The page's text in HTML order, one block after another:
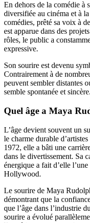
En dehors de la comédie à
diversifiée au cinéma et à
comédies, prêté sa voix à
est apparue dans des
rôles, le public a
expressive.
Son sourire est devenu
Contrairement à de
peuvent sembler distantes
semble spontanée et sincère.
Quel âge a Maya
L’âge devient souvent un
le charme durable
1972, elle a bâti une
dans le divertissement. Sa
énergique a fait d’elle
Hollywood.
Le sourire de Maya
démontrant que la
que l’âge dans l’industrie
sourire a évolué